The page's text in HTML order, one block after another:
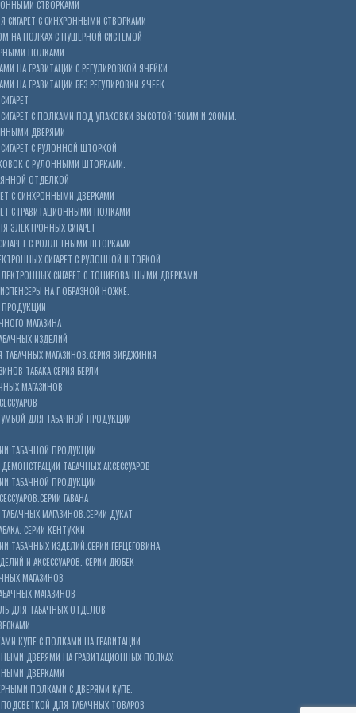
СТВОРКАМИ
С СИНХРОННЫМИ СТВОРКАМИ
НА ПОЛКАХ С ПУШЕРНОЙ СИСТЕМОЙ
ПОЛКАМИ
НА ГРАВИТАЦИИ С РЕГУЛИРОВКОЙ ЯЧЕЙКИ
НА ГРАВИТАЦИИ БЕЗ РЕГУЛИРОВКИ ЯЧЕЕК.
С ПОЛКАМИ ПОД УПАКОВКИ ВЫСОТОЙ 150ММ И 200ММ.
ДВЕРЯМИ
С РУЛОННОЙ ШТОРКОЙ
С РУЛОННЫМИ ШТОРКАМИ.
ОТДЕЛКОЙ
С СИНХРОННЫМИ ДВЕРКАМИ
С ГРАВИТАЦИОННЫМИ ПОЛКАМИ
ЭЛЕКТРОННЫХ СИГАРЕТ
С РОЛЛЕТНЫМИ ШТОРКАМИ
СИГАРЕТ С РУЛОННОЙ ШТОРКОЙ
СИГАРЕТ С ТОНИРОВАННЫМИ ДВЕРКАМИ
НА Г ОБРАЗНОЙ НОЖКЕ.
МАГАЗИНА
ИЗДЕЛИЙ
МАГАЗИНОВ.СЕРИЯ ВИРДЖИНИЯ
ТАБАКА.СЕРИЯ БЕРЛИ
МАГАЗИНОВ
ДЛЯ ТАБАЧНОЙ ПРОДУКЦИИ
ТАБАЧНОЙ ПРОДУКЦИИ
ТАБАЧНЫХ АКСЕССУАРОВ
ТАБАЧНОЙ ПРОДУКЦИИ
ГАВАНА
МАГАЗИНОВ.СЕРИИ ДУКАТ
СЕРИИ КЕНТУККИ
ТАБАЧНЫХ ИЗДЕЛИЙ.СЕРИИ ГЕРЦЕГОВИНА
И АКСЕССУАРОВ. СЕРИИ ДЮБЕК
МАГАЗИНОВ
МАГАЗИНОВ
ДЛЯ ТАБАЧНЫХ ОТДЕЛОВ
КУПЕ С ПОЛКАМИ НА ГРАВИТАЦИИ
ДВЕРЯМИ НА ГРАВИТАЦИОННЫХ ПОЛКАХ
ДВЕРКАМИ
ПОЛКАМИ С ДВЕРЯМИ КУПЕ.
ДЛЯ ТАБАЧНЫХ ТОВАРОВ